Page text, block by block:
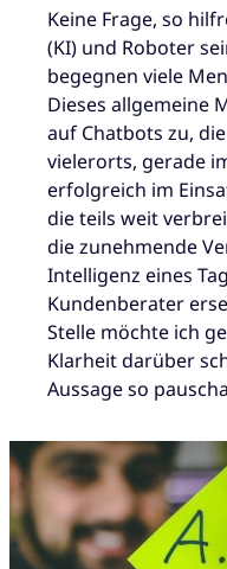
Keine Frage, so
(KI) und Roboter
begegnen viele
Dieses allgemeine
auf Chatbots zu,
vielerorts, gerade
erfolgreich im
die teils weit
die zunehmende
Intelligenz eines
Kundenberater
Stelle möchte ich
Klarheit darüber
Aussage so